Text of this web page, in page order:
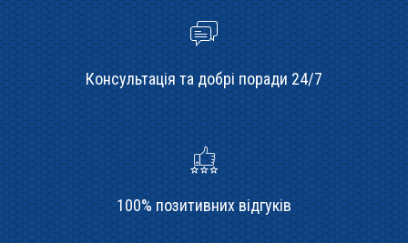
Консультація та добрі поради 24/7
100% позитивних відгуків